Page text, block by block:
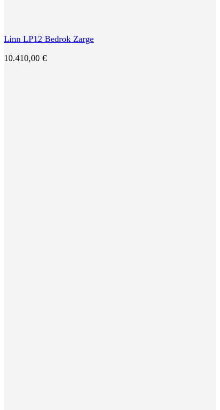
Linn LP12 Bedrok Zarge
10.410,00 €